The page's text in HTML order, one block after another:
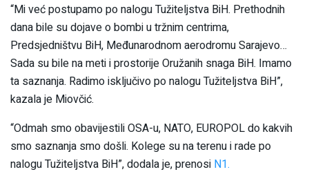
“Mi već postupamo po nalogu Tužiteljstva BiH. Prethodnih
dana bile su dojave o bombi u tržnim centrima,
Predsjedništvu BiH, Međunarodnom aerodromu Sarajevo…
Sada su bile na meti i prostorije Oružanih snaga BiH. Imamo
ta saznanja. Radimo isključivo po nalogu Tužiteljstva BiH”,
kazala je Miovčić.
“Odmah smo obavijestili OSA-u, NATO, EUROPOL do kakvih
smo saznanja smo došli. Kolege su na terenu i rade po
nalogu Tužiteljstva BiH”, dodala je, prenosi N1.